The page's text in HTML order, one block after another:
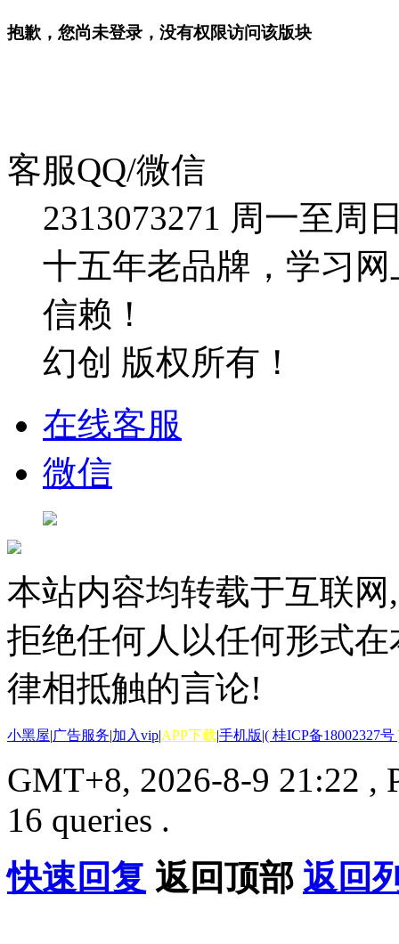
抱歉，您尚未登录，没有权限访问该版块
客服QQ/微信
2313073271 周一至周
十五年老品牌，学习
信赖！
幻创 版权所有！
在线客服
微信
本站内容均转载于互联
拒绝任何人以任何形式
律相抵触的言论!
小黑屋|广告服务|加入vip|APP下载|手机版|( 桂ICP备18002327号
GMT+8, 2026-8-9 21:22 ,
16 queries .
快速回复 返回顶部 返回